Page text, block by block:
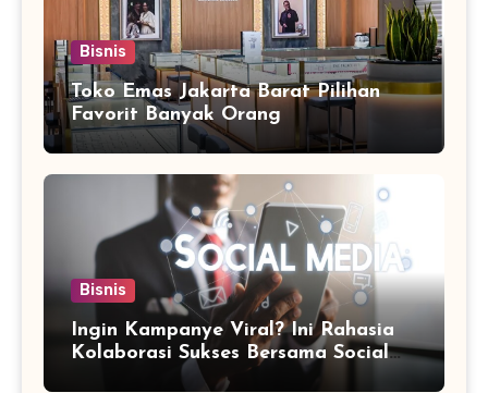
Bisnis
Toko Emas Jakarta Barat Pilihan
Favorit Banyak Orang
Bisnis
Ingin Kampanye Viral? Ini Rahasia
Kolaborasi Sukses Bersama Social
Media Marketing Agency